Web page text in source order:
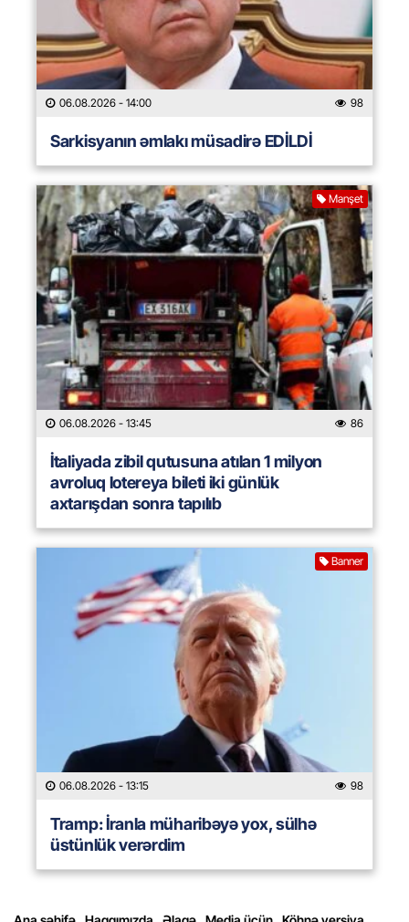
06.08.2026 - 14:00 98
Sarkisyanın əmlakı müsadirə EDİLDİ
Manşet
06.08.2026 - 13:45 86
İtaliyada zibil qutusuna atılan 1 milyon
avroluq lotereya bileti iki günlük
axtarışdan sonra tapılıb
Banner
06.08.2026 - 13:15 98
Tramp: İranla müharibəyə yox, sülhə
üstünlük verərdim